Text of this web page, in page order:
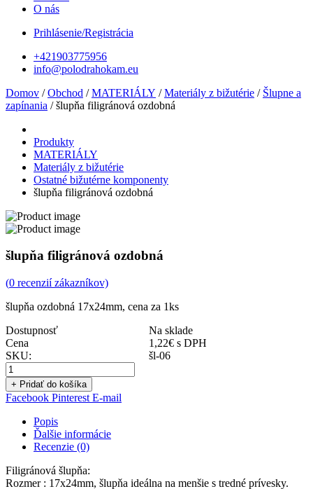
O nás
Prihlásenie/Registrácia
+421903775956
info@polodrahokam.eu
Domov /Obchod /MATERIÁLY /Materiály z bižutérie / Šlupne a
zapínania / šlupňa filigránová ozdobná
Produkty
MATERIÁLY
Materiály z bižutérie
Ostatné bižutérne komponenty
šlupňa filigránová ozdobná
šlupňa filigránová ozdobná
(0 recenzií zákazníkov)
šlupňa ozdobná 17x24mm, cena za 1ks
Dostupnosť
Na sklade
Cena
1,22€ s DPH
SKU:
šl-06
+ Pridať do košíka
Facebook Pinterest E-mail
Popis
Ďalšie informácie
Recenzie (0)
Filigránová šlupňa:
Rozmer : 17x24mm, šlupňa ideálna na menšie s tredné prívesky.